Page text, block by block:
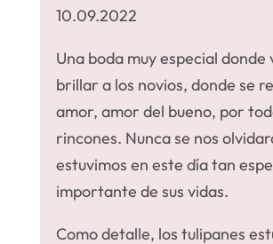
10.09.2022
Una boda muy especial donde
brillar a los novios, donde se
amor, amor del bueno, por
rincones. Nunca se nos
estuvimos en este día tan
importante de sus vidas.
Como detalle, los tulipanes